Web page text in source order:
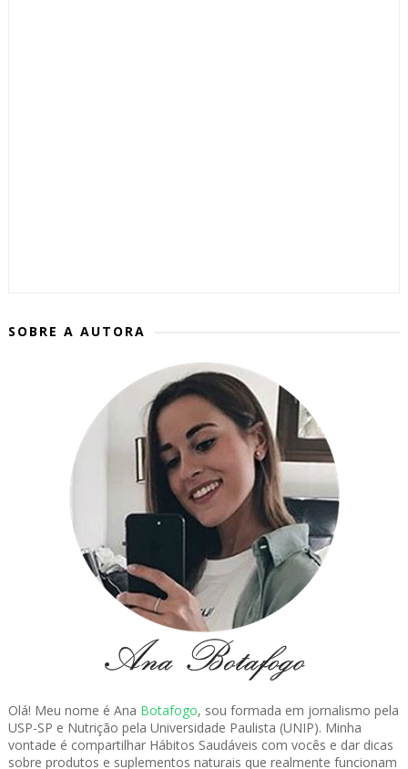
SOBRE A AUTORA
Olá! Meu nome é Ana Botafogo, sou formada em jornalismo pela
USP-SP e Nutrição pela Universidade Paulista (UNIP). Minha
vontade é compartilhar Hábitos Saudáveis com vocês e dar dicas
sobre produtos e suplementos naturais que realmente funcionam